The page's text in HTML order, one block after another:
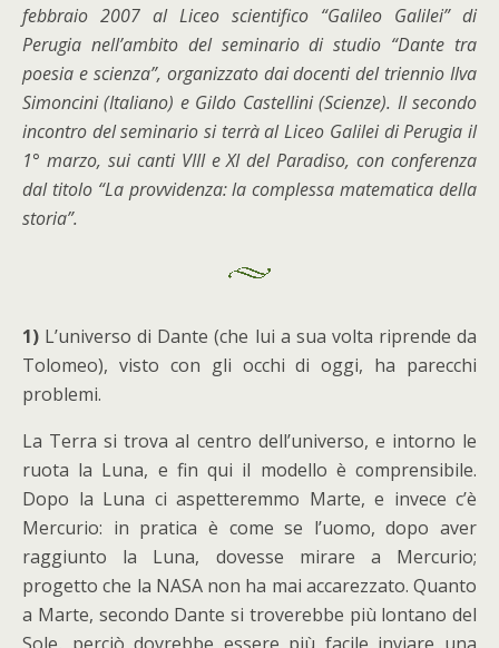
febbraio 2007 al Liceo scientifico “Galileo Galilei” di
Perugia nell’ambito del seminario di studio “Dante tra
poesia e scienza”, organizzato dai docenti del triennio Ilva
Simoncini (Italiano) e Gildo Castellini (Scienze). Il secondo
incontro del seminario si terrà al Liceo Galilei di Perugia il
1° marzo, sui canti VIII e XI del Paradiso, con conferenza
dal titolo “La provvidenza: la complessa matematica della
storia”.
1) L’universo di Dante (che lui a sua volta riprende da
Tolomeo), visto con gli occhi di oggi, ha parecchi
problemi.
La Terra si trova al centro dell’universo, e intorno le
ruota la Luna, e fin qui il modello è comprensibile.
Dopo la Luna ci aspetteremmo Marte, e invece c’è
Mercurio: in pratica è come se l’uomo, dopo aver
raggiunto la Luna, dovesse mirare a Mercurio;
progetto che la NASA non ha mai accarezzato. Quanto
a Marte, secondo Dante si troverebbe più lontano del